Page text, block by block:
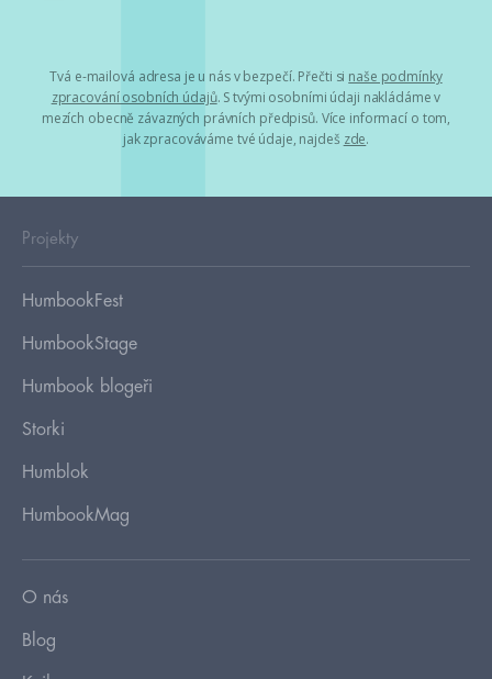
Tvá e-mailová adresa je u nás v bezpečí. Přečti si naše podmínky
zpracování osobních údajů. S tvými osobními údaji nakládáme v
mezích obecně závazných právních předpisů. Více informací o tom,
jak zpracováváme tvé údaje, najdeš zde.
Projekty
HumbookFest
HumbookStage
Humbook blogeři
Storki
Humblok
HumbookMag
O nás
Blog